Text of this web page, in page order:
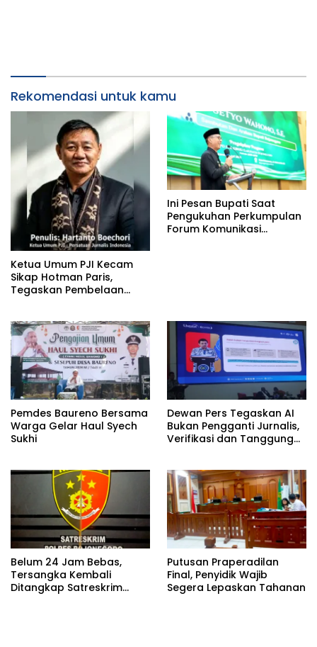
Rekomendasi untuk kamu
Ketua Umum PJI Kecam
Sikap Hotman Paris,
Tegaskan Pembelaan
Ini Pesan Bupati Saat
Pengukuhan Perkumpulan
Forum Komunikasi
Pemdes Baureno Bersama
Warga Gelar Haul Syech
Sukhi
Dewan Pers Tegaskan AI
Bukan Pengganti Jurnalis,
Verifikasi dan Tanggung
Belum 24 Jam Bebas,
Tersangka Kembali
Ditangkap Satreskrim
Putusan Praperadilan
Final, Penyidik Wajib
Segera Lepaskan Tahanan